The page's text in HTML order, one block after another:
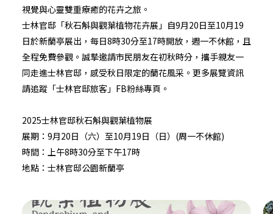
視覺與心靈雙重療癒的花卉之旅。
士林官邸「秋石斛與觀葉植物花卉展」自9月20日至10月19
日於新蘭亭展出，每日8時30分至17時開放，週一不休館，且
全程免費參觀。誠摯邀請市民朋友在初秋時分，攜手親友一
同走進士林官邸，感受秋日限定的蘭花風采。更多展覽資訊
請追蹤「士林官邸旅客」FB粉絲專頁 。
2025士林官邸秋石斛與觀葉植物展
展期：9月20日（六）至10月19日（日）(周一不休館)
時間：上午8時30分至下午17時
地點：士林官邸公園新蘭亭